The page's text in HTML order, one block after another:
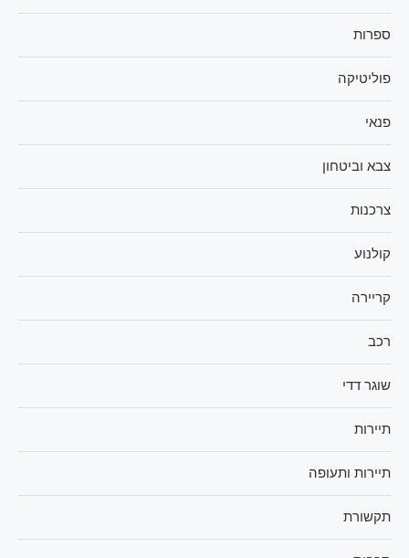
ספרות
פוליטיקה
פנאי
צבא וביטחון
צרכנות
קולנוע
קריירה
רכב
שוגר דדי
תיירות
תיירות ותעופה
תקשורת